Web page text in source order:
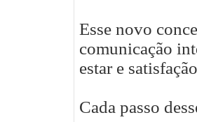
Esse novo
comunicação
estar e
Cada passo